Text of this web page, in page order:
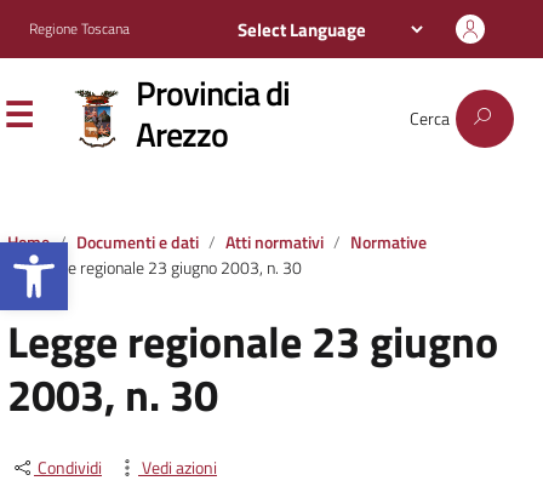
Apri la barra degli strumenti
Regione Toscana
Provincia di
Arezzo Cerca
Home Documenti e dati Atti normativi
Normative
Legge regionale 23 giugno 2003, n. 30
Legge regionale 23 giugno
2003, n. 30
Condividi Vedi azioni